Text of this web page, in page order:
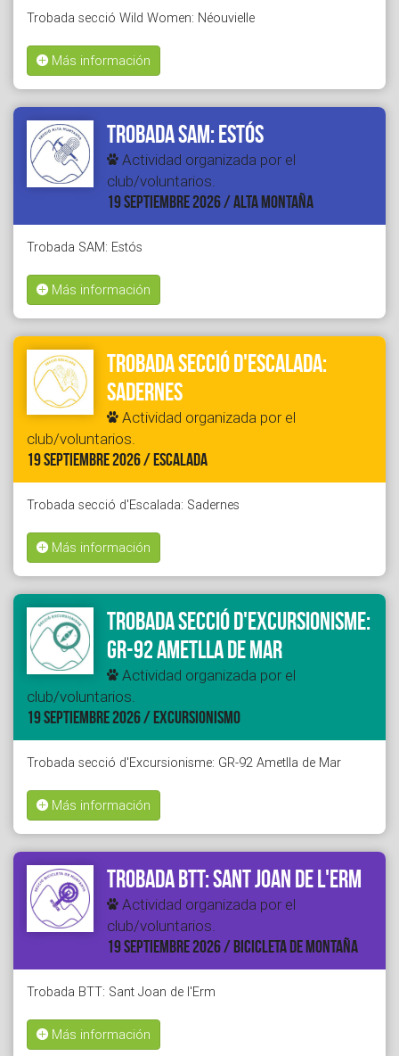
Trobada secció Wild Women: Néouvielle
Más información
Trobada SAM: Estós
Actividad organizada por el
club/voluntarios.
19 SEPTIEMBRE 2026 / ALTA MONTAÑA
Trobada SAM: Estós
Más información
Trobada secció d'Escalada:
Sadernes
Actividad organizada por el
club/voluntarios.
19 SEPTIEMBRE 2026 / ESCALADA
Trobada secció d'Escalada: Sadernes
Más información
Trobada secció d'Excursionisme:
GR-92 Ametlla de Mar
Actividad organizada por el
club/voluntarios.
19 SEPTIEMBRE 2026 / EXCURSIONISMO
Trobada secció d'Excursionisme: GR-92 Ametlla de Mar
Más información
Trobada BTT: Sant Joan de l'Erm
Actividad organizada por el
club/voluntarios.
19 SEPTIEMBRE 2026 / BICICLETA DE MONTAÑA
Trobada BTT: Sant Joan de l'Erm
Más información